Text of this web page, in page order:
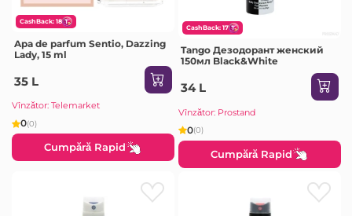
CashBack: 18
Apa de parfum Sentio, Dazzing
Lady, 15 ml
35 L
Vînzător: Telemarket
0(0)
Cumpără Rapid
CashBack: 17
Tango Дезодорант женский
150мл Black&White
34 L
Vînzător: Prostand
0(0)
Cumpără Rapid